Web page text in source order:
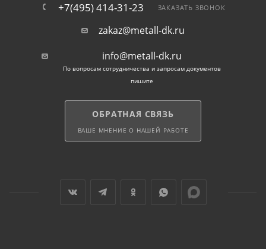
+7(495) 414-31-23 ЗАКАЗАТЬ ЗВОНОК
zakaz@metall-dk.ru
info@metall-dk.ru
По вопросам сотрудничества и запросам документов
пишите
ОБРАТНАЯ СВЯЗЬ
ВАШЕ МНЕНИЕ О НАШЕЙ РАБОТЕ